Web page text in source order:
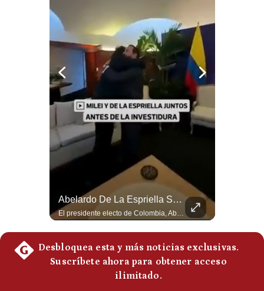
Abelardo De La Espriella Se Reúne Con Javier Milei En Cali | Gestión Mundo
El presidente electo de Colombia, Abelardo de la Espriella, sostuvo una reunión bilateral en Cali con el mandatario argentino Javier Milei. El encuentro se dio pocas horas antes de la ceremonia de investidura presidencial para el periodo 2026-2030, marcando el inicio de una nueva alianza estratégica regional. #DeLaEspriella #JavierMilei #Colombia #Argentina #PoliticaLatina #Shorts 👉 Suscríbete y activa la campana para no perderte nuestro análisis diario. 🌎 Síguenos en nuestras redes sociales: 📌 Web oficial: https://gestion.pe/mundo/ 📌 LinkedIn: http://bit.ly/3HYIET0 📌 X (Twitter): http://bit.ly/4noZtX9 📌 TikTok: http://bit.ly/4evB6TO